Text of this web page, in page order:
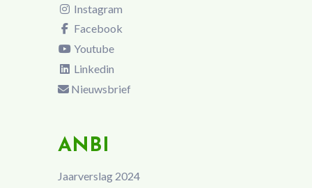
Instagram
Facebook
Youtube
Linkedin
Nieuwsbrief
ANBI
Jaarverslag 2024